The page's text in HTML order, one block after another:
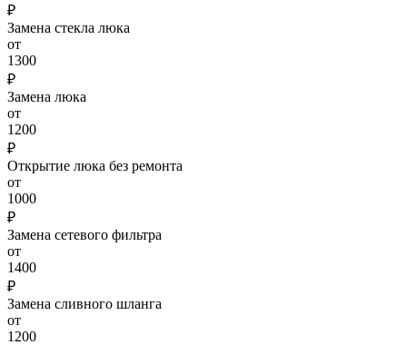
₽
Замена стекла люка
от
1300
₽
Замена люка
от
1200
₽
Открытие люка без ремонта
от
1000
₽
Замена сетевого фильтра
от
1400
₽
Замена сливного шланга
от
1200